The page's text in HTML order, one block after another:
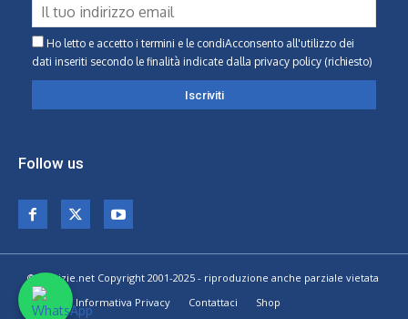
Ho letto e accetto i termini e le condiAcconsento all'utilizzo dei
dati inseriti secondo le finalità indicate dalla privacy policy (richiesto)
Follow us
© Calvizie.net Copyright 2001-2025 - riproduzione anche parziale vietata
Home
Informativa Privacy Contattaci Shop